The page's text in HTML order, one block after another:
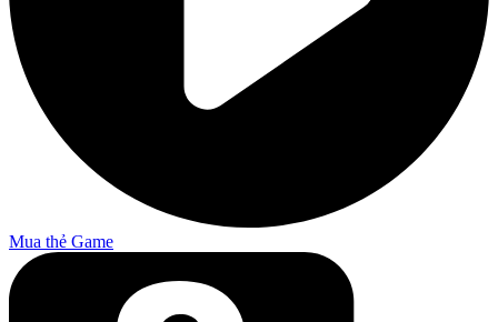
Mua thẻ Game